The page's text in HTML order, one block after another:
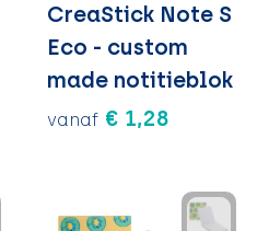
CreaStick Note S
Eco - custom
made notitieblok
vanaf € 1,28